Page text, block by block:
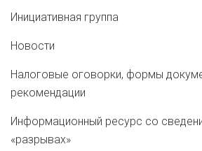
Инициативная группа
Новости
Налоговые оговорки, формы
рекомендации
Информационный ресурс со
«разрывах»